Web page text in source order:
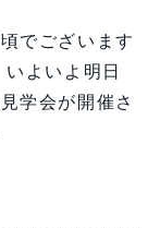
でございます
よいよ明日
学会が開催さ